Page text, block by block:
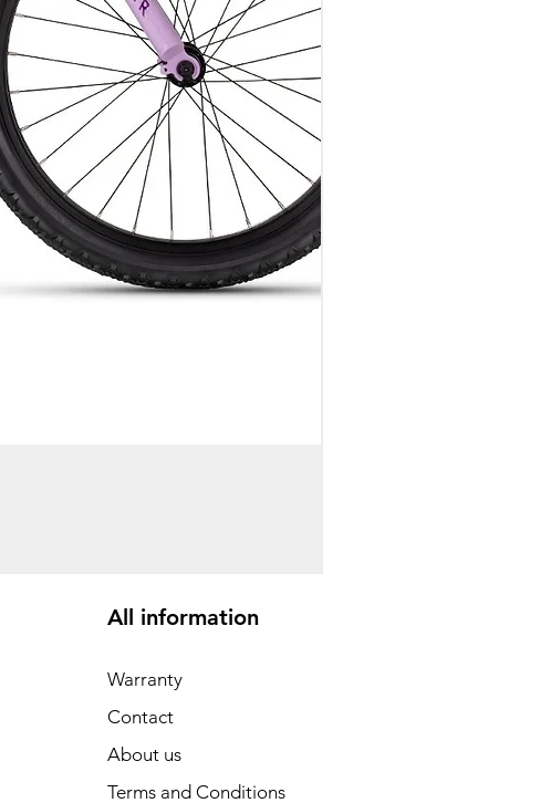
All information
Warranty
Contact
About us
Terms and Conditions